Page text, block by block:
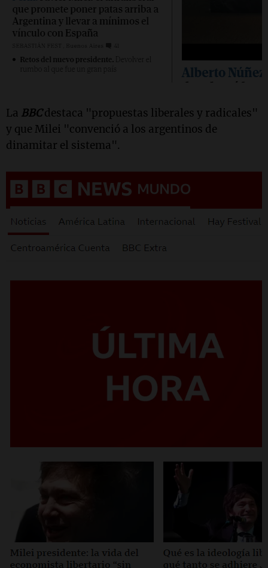
La BBC destaca "propuestas liberales y radicales"
y que Milei "convenció a los argentinos de
dinamitar el sistema".